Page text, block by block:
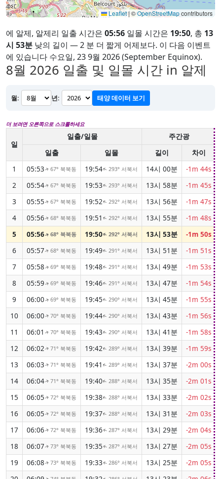
Leaflet|©OpenStreetMapcontributors
에 알제, 알제리 일출 시간은 05:56 일몰 시간은 19:50, 총 13
시 53분 낮의 길이 — 2 분 더 짧게 어제보다. 이 다음 이벤트
에 있습니다 수요일, 23 9월 2026 (September Equinox).
8월 2026 일출 및 일몰 시간 in 알제
월: 년: 태양 데이터 보기
더 보려면 오른쪽으로 스크롤하세요
일
일출/일몰 주간광
일출
일몰 길이
차이
1
05:53↑67° 북북동 19:54↑293° 서북서 14시 00분 -1m 44s
2
05:54↑67° 북북동 19:53↑293° 서북서 13시 58분 -1m 45s
3
05:55↑67° 북북동 19:52↑ 292° 서북서 13시 56분 -1m 47s
4
05:56↑68° 북북동 19:51 ↑ 292° 서북서 13시 55분 -1m 48s
5
05:56↑68° 북북동 19:50↑292° 서북서 13시 53분 -1m 50s
6
05:57↑68° 북북동 19:49↑ 291° 서북서 13시 51분 -1m 51s
7
05:58↑69° 북북동 19:48↑ 291° 서북서 13시 49분 -1m 53s
8
05:59↑69° 북북동 19:46↑ 291° 서북서 13시 47분 -1m 54s
9
06:00↑69° 북북동 19:45↑ 290° 서북서 13시 45분 -1m 55s
10
06:00↑70° 북북동 19:44↑ 290° 서북서 13시 43분 -1m 56s
11
06:01 ↑70° 북북동 19:43↑ 290° 서북서 13시 41분 -1m 58s
12
06:02↑71° 북북동 19:42↑ 289° 서북서 13시 39분 -1m 59s
13
06:03↑71° 북북동 19:41 ↑ 289° 서북서 13시 37분 -2m 00s
14
06:04↑71° 북북동 19:40↑ 288° 서북서 13시 35분 -2m 01s
15
06:05↑72° 북북동 19:38↑ 288° 서북서 13시 33분 -2m 02s
16
06:05↑72° 북북동 19:37↑ 288° 서북서 13시 31분 -2m 03s
17
06:06↑72° 북북동 19:36↑ 287° 서북서 13시 29분 -2m 04s
18
06:07↑73° 북북동 19:35↑ 287° 서북서 13시 27분 -2m 05s
19
06:08↑73° 북북동 19:33↑ 286° 서북서 13시 25분 -2m 05s